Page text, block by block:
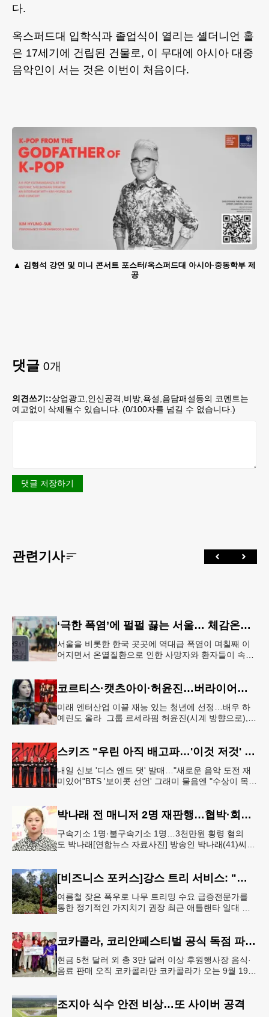
다.
옥스퍼드대 입학식과 졸업식이 열리는 셸더니언 홀
은 17세기에 건립된 건물로, 이 무대에 아시아 대중
음악인이 서는 것은 이번이 처음이다.
김형석 강연 및 미니 콘서트 포스터/옥스퍼드대 아시아·중동학부 제
공
댓글 0개
의견쓰기::상업광고,인신공격,비방,욕설,음담패설등의 코멘트는
예고없이 삭제될수 있습니다. (0/100자를 넘길 수 없습니다.)
댓글 저장하기
관련기사
‘극한 폭염’에 펄펄 끓는 서울… 체감온도 ‘섭씨 49.5도’
서울을 비롯한 한국 곳곳에 역대급 폭염이 며칠째 이
어지면서 온열질환으로 인한 사망자와 환자들이 속출
코르티스·캣츠아이·허윤진…버라이어티 '영 할리우드 임팩트'
미래 엔터산업 이끌 재능 있는 청년에 선정…배우 하
예린도 올라 그룹 르세라핌 허윤진(시계 방향으로),
스키즈 "우린 아직 배고파…'이것 저것' 다 잘하는 자신감 표현"
내일 신보 '디스 앤드 댓' 발매…"새로운 음악 도전 재
미있어"BTS '보이콧 선언' 그래미 물음엔 "수상이 목표
박나래 전 매니저 2명 재판행…협박·회삿돈 횡령 혐의
구속기소 1명·불구속기소 1명…3천만원 횡령 혐의
도 박나래[연합뉴스 자료사진] 방송인 박나래(41)씨를
[비즈니스 포커스]강스 트리 서비스: "강풍에 부러질라"… 여름철 주택가 수목 관리 '비상'
여름철 잦은 폭우로 나무 트리밍 수요 급증전문가를
통한 정기적인 가지치기 권장 최근 애틀랜타 일대 주
코카콜라, 코리안페스티벌 공식 독점 파트너 참여
현금 5천 달러 외 총 3만 달러 이상 후원행사장 음식·
음료 판매 오직 코카콜라만 코카콜라가 오는 9월 19-
조지아 식수 안전 비상…또 사이버 공격